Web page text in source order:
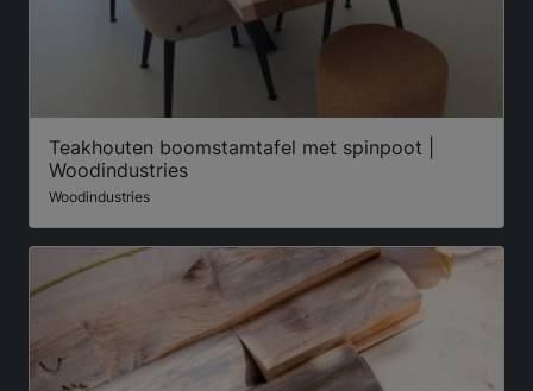
Teakhouten boomstamtafel met spinpoot |
Woodindustries
Woodindustries